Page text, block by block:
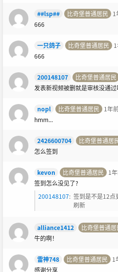
##lsp## 比奇堡普通居民
1
666
一只鸽子 比奇堡普通居民
666
200148107 比奇堡普通居民
发表新视频被删就是审核没通过
nopl 比奇堡普通居民
1年
hmm...
2426600704 比奇堡普通居
怎么签到
kevon 比奇堡普通居民
1
签到怎么没见了?
200148107: 签到是不是12点
刷新
alliance1412 比奇堡普通居
牛的啊！
雷神748 比奇堡普通居民
1
感谢分享